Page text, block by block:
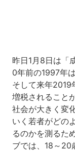
昨日1月8日は「
0年前の1997年
そして来年2019
増税されること
社会が大きく変
いく若者がどの
るのかを測るた
ブでは、18～20